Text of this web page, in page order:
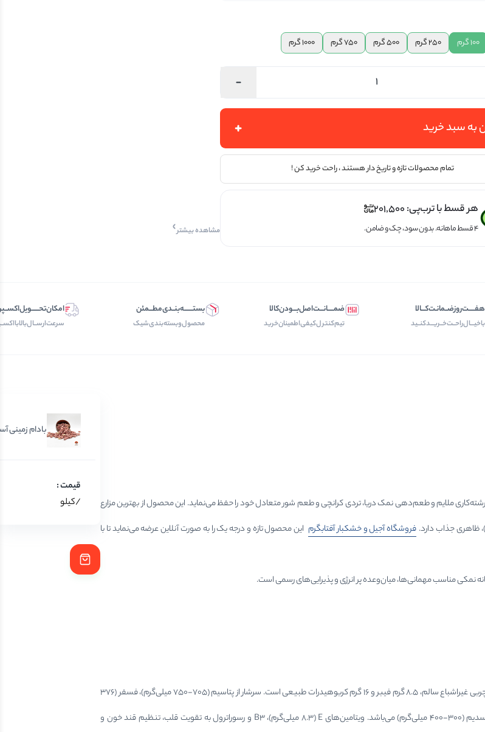
100 گرم 250 گرم 500 گرم 750 گرم 1000 گرم
به سبد خرید
تمام محصولات تازه و تاریخ دار هستند ، راحت خرید کن !
هر قسط با ترب‌پی:201,500
۴ قسط ماهانه. بدون سود، چک و ضامن. مشاهده بیشتر
هفـــــت‌روز‌ضــمانـت‌کـــالا
با‌خیـــال‌راحــت‌‌‌خــریـــد‌کنــید
ضمـــــانـــت‌اصل‌بـــودن‌کالا
تیم‌کنترل‌کیفی‌اطمینان‌خرید
بستـــــــه‌بنــدی‌مطـــمئن
محصول‌و‌بسته‌بندی‌‌شیک
ملایم و طعم‌دهی نمک دریا، تردی کرانچی و طعم شور متعادل خود را حفظ می‌نماید. این محصول از بهترین مزارع
فروشگاه آجیل و خشکبار آفتابگرم این محصول تازه و درجه یک را به صورت آنلاین عرضه می‌نماید تا با
نمکی مناسب مهمانی‌ها، میان‌وعده پر انرژی و پذیرایی‌های رسمی است.
هر ۱۰۰ گرم بادام زمینی آستانه نمکی حاوی ۵۶۷-۵۸۰ کیلوکالری انرژی، ۲۶ گرم پروتئین گیاهی، ۴۹ گرم چربی غیراشباع سالم، ۸.۵ گرم فیبر و ۱۶ گرم کربوهیدرات طبیعی است. سرشار از پتاسیم (۷۰۵-۷۵۰ میلی‌گرم)، فسفر (۳۷۶
میلی‌گرم)، منیزیم (۱۶۸ میلی‌گرم)، آهن (۴.۶ میلی‌گرم)، کلسیم (۹۲ میلی‌گرم)، نیاسین (۱۲ میلی‌گرم) و سدیم (۳۰۰-۴۰۰ میلی‌گرم) می‌باشد. ویتامین‌های E (۸.۳ میلی‌گرم)، B3 و رسوراترول به تقویت قلب، تنظیم قند خون و
بادام زمینی
/کیلو